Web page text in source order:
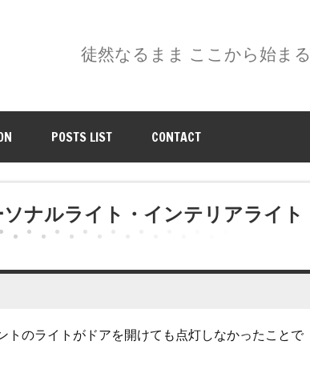
徒然なるまま ここから始まる
POSTS LIST CONTACT
ナルライト・インテリアライト
のライトがドアを開けても点灯しなかったことで